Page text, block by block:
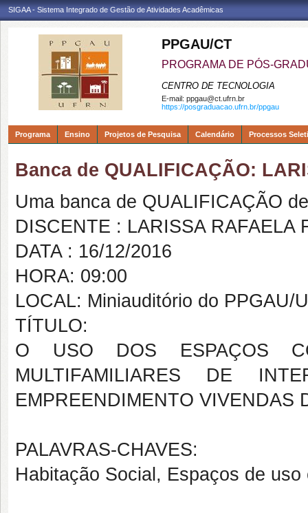
SIGAA - Sistema Integrado de Gestão de Atividades Acadêmicas
PPGAU/CT
PROGRAMA DE PÓS-
CENTRO DE TECNOLOGIA
E-mail: ppgau@ct.ufrn.br
https://posgraduacao.ufrn.br/ppgau
Programa Ensino Projetos de Pesquisa Calendário Processos
Banca de QUALIFICAÇÃO:
Uma banca de QUALIFICAÇÃO
DISCENTE : LARISSA RAFAELA
DATA : 16/12/2016
HORA: 09:00
LOCAL: Miniauditório do PPGAU/
TÍTULO:
O USO DOS ESPAÇOS
MULTIFAMILIARES DE
EMPREENDIMENTO VIVENDAS
PALAVRAS-CHAVES:
Habitação Social, Espaços de uso